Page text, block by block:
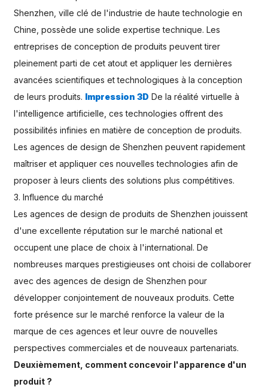
Shenzhen, ville clé de l'industrie de haute technologie en
Chine, possède une solide expertise technique. Les
entreprises de conception de produits peuvent tirer
pleinement parti de cet atout et appliquer les dernières
avancées scientifiques et technologiques à la conception
de leurs produits. Impression 3D De la réalité virtuelle à
l'intelligence artificielle, ces technologies offrent des
possibilités infinies en matière de conception de produits.
Les agences de design de Shenzhen peuvent rapidement
maîtriser et appliquer ces nouvelles technologies afin de
proposer à leurs clients des solutions plus compétitives.
3. Influence du marché
Les agences de design de produits de Shenzhen jouissent
d'une excellente réputation sur le marché national et
occupent une place de choix à l'international. De
nombreuses marques prestigieuses ont choisi de collaborer
avec des agences de design de Shenzhen pour
développer conjointement de nouveaux produits. Cette
forte présence sur le marché renforce la valeur de la
marque de ces agences et leur ouvre de nouvelles
perspectives commerciales et de nouveaux partenariats.
Deuxièmement, comment concevoir l'apparence d'un
produit ?